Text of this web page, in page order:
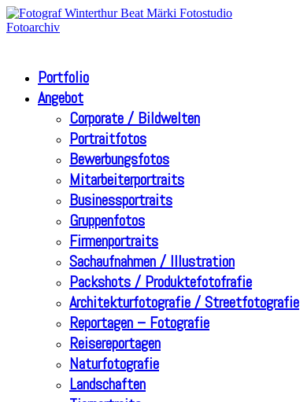
Portfolio
Angebot
Corporate / Bildwelten
Portraitfotos
Bewerbungsfotos
Mitarbeiterportraits
Businessportraits
Gruppenfotos
Firmenportraits
Sachaufnahmen / Illustration
Packshots / Produktefotofrafie
Architekturfotografie / Streetfotografie
Reportagen – Fotografie
Reisereportagen
Naturfotografie
Landschaften